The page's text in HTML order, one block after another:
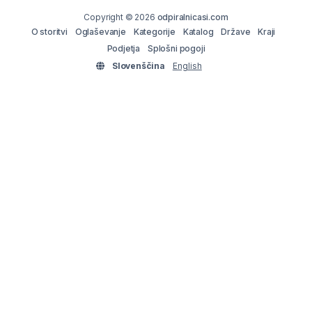
Copyright © 2026 odpiralnicasi.com
O storitvi
Oglaševanje Kategorije Katalog Države
Kraji
Podjetja
Splošni pogoji
Slovenščina
English